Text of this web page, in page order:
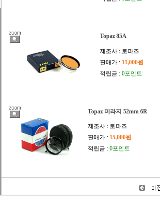
Topaz 85A
제조사 : 토파즈
판매가 : 11,000원
적립금 : 0포인트
Topaz 미라지 52mm 6R
제조사 : 토파즈
판매가 : 15,000원
적립금 : 0포인트